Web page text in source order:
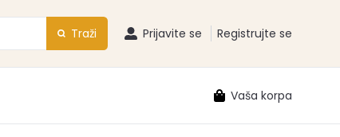
Traži Prijavite se Registrujte se
Vaša korpa